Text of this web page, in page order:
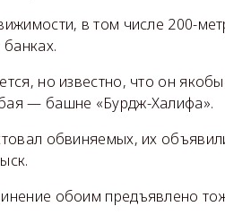
в том числе 200-
но известно, что он
— башне «Бурдж-Халифа».
обвиняемых, их
обоим предъявлено